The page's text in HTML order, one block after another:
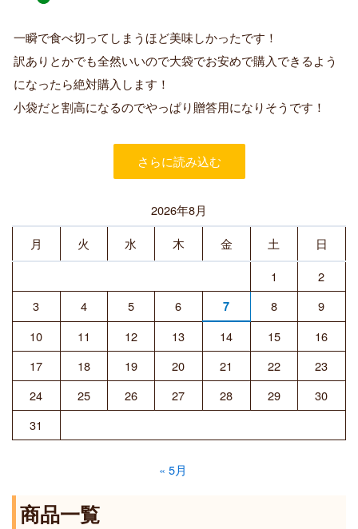
証
済
み
購
者
一瞬で食べ切ってしまうほど美味しかったです！
訳ありとかでも全然いいので大袋でお安めで購入できるよう
になったら絶対購入します！
小袋だと割高になるのでやっぱり贈答用になりそうです！
さらに読み込む
2026年8月
月
火 水 木 金 土
日
1
2
3
4 5 6 7 8
9
10
11 12 13 14 15
16
17
18 19 20 21 22
23
24
25 26 27 28 29
30
31
« 5月
商品一覧